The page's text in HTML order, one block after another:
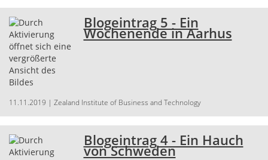
Blogeintrag 5 - Ein
Wochenende in Aarhus
11.11.2019 | Zealand Institute of Business and Technology
Blogeintrag 4 - Ein Hauch
von Schweden